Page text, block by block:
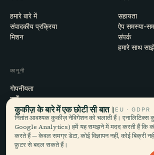
हमारे बारे में
संपादकीय प्रक्रिया
मिशन
सहायता
ऐप समस्या-
संपर्क
हमारे साथ
कानूनी
गोपनीयता
शर्तें
कुकी सेटिंग्स
खाता हटाएँ
कुकीज़ के बारे में एक छोटी सी बात। EU · GDPR
नितांत आवश्यक कुकीज़ नेविगेशन को चलाती हैं।
Google Analytics) हमें यह समझने में मदद करती हैं कि
करते हैं — केवल समग्र डेटा, कोई विज्ञापन नहीं, कोई बिक्री
फ़ुटर से बदल सकते हैं।